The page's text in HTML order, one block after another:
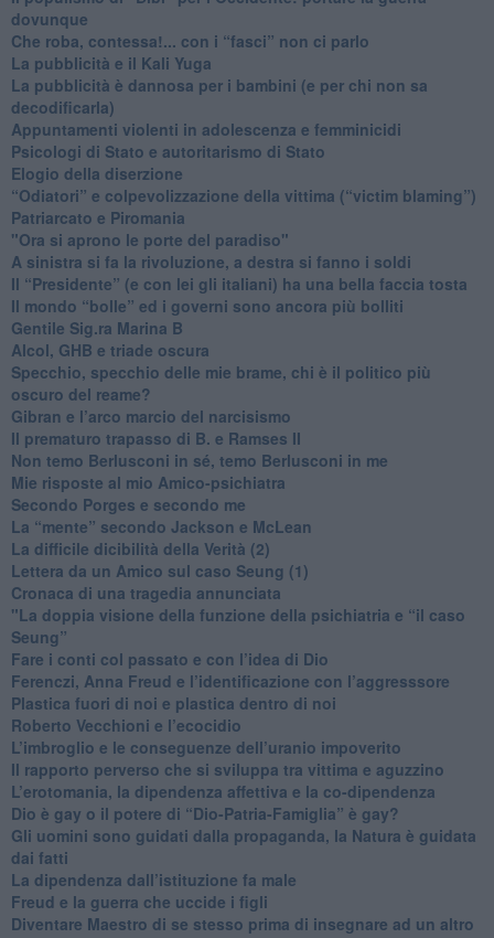
dovunque
​Che roba, contessa!... con i “fasci” non ci parlo
La pubblicità e il Kali Yuga
​La pubblicità è dannosa per i bambini (e per chi non sa
decodificarla)
​Appuntamenti violenti in adolescenza e femminicidi
​Psicologi di Stato e autoritarismo di Stato
Elogio della diserzione
“Odiatori” e colpevolizzazione della vittima (“victim blaming”)
​Patriarcato e Piromania
"Ora si aprono le porte del paradiso"
​A sinistra si fa la rivoluzione, a destra si fanno i soldi
​Il “Presidente” (e con lei gli italiani) ha una bella faccia tosta
​Il mondo “bolle” ed i governi sono ancora più bolliti
​Gentile Sig.ra Marina B
​Alcol, GHB e triade oscura
​Specchio, specchio delle mie brame, chi è il politico più
oscuro del reame?
​Gibran e l’arco marcio del narcisismo
​Il prematuro trapasso di B. e Ramses II
​Non temo Berlusconi in sé, temo Berlusconi in me
​Mie risposte al mio Amico-psichiatra
​Secondo Porges e secondo me
​La “mente” secondo Jackson e McLean
La difficile dicibilità della Verità (2)
​Lettera da un Amico sul caso Seung (1)
​Cronaca di una tragedia annunciata
"​La doppia visione della funzione della psichiatria e “il caso
Seung”
​Fare i conti col passato e con l’idea di Dio
​Ferenczi, Anna Freud e l’identificazione con l’aggresssore
Plastica fuori di noi e plastica dentro di noi
​Roberto Vecchioni e l’ecocidio
​L’imbroglio e le conseguenze dell’uranio impoverito
​Il rapporto perverso che si sviluppa tra vittima e aguzzino
L’erotomania, la dipendenza affettiva e la co-dipendenza
​Dio è gay o il potere di “Dio-Patria-Famiglia” è gay?
​Gli uomini sono guidati dalla propaganda, la Natura è guidata
dai fatti
La dipendenza dall’istituzione fa male
​Freud e la guerra che uccide i figli
​Diventare Maestro di se stesso prima di insegnare ad un altro